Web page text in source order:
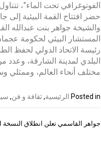
الفوتوغرافي تحت الماء”،
حضر افتتاح القمة البيئية
والشيخة جواهر بنت عبدالله
المستشار البيئي لحكومة
رئيسة الاتحاد الدولي لحفظ
البلدي لمدينة الشارقة،
مختلف أنحاء العالم، وممثلي
Posted in الرئيسية,ثقافة و فن,
تصفّح
جواهر القاسمي تعلن انطلاق النسخة